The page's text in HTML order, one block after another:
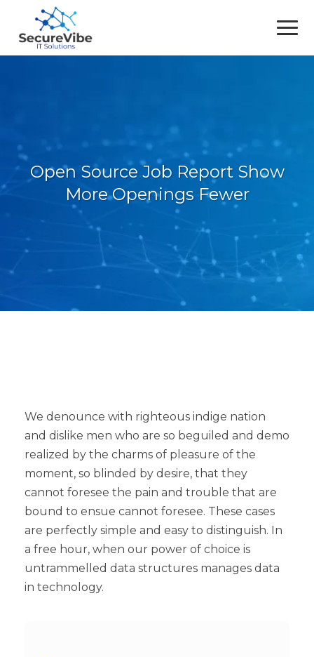
Open Source Job Report Show
More Openings Fewer
We denounce with righteous indige nation
and dislike men who are so beguiled and demo
realized by the charms of pleasure of the
moment, so blinded by desire, that they
cannot foresee the pain and trouble that are
bound to ensue cannot foresee. These cases
are perfectly simple and easy to distinguish. In
a free hour, when our power of choice is
untrammelled data structures manages data
in technology.